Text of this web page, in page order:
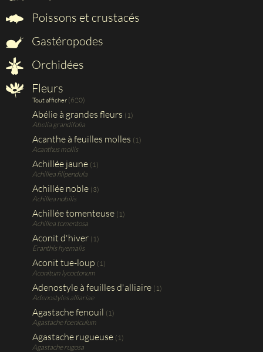
Poissons et crustacés
Gastéropodes
Orchidées
Fleurs
Tout afficher (620)
Abélie à grandes fleurs (1)
Abelia grandifolia
Acanthe à feuilles molles (1)
Acanthus mollis
Achillée jaune (1)
Achillea filipendula
Achillée noble (3)
Achillea nobilis
Achillée tomenteuse (1)
Achillea tomentosa
Aconit d'hiver (1)
Eranthis hyemalis
Aconit tue-loup (1)
Aconitum lycoctonum
Adenostyle à feuilles d'alliaire (1)
Adenostyles alliariae
Agastache fenouil (1)
Agastache foeniculum
Agastache rugueuse (1)
Agastache rugosa